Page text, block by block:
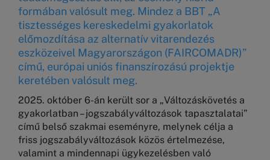
formában valósult meg. Mindez a BBT „A
tisztességes kereskedelmi gyakorlatok
előmozdítása az alternatív vitarendezés
eszközeivel Magyarországon (FAIRCOMADR)”
című, európai uniós finanszírozású projektje
keretében valósult meg.
2025. október 6-án került sor a „Változáskövetés a
gyakorlatban – jogszabályváltozások tapasztalatai”
című belső szakmai eseményre, melynek célja a
friss jogszabályváltozások közös értelmezése,
valamint a mindennapi ügykezelésben való